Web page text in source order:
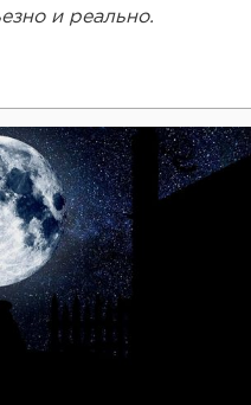
и реально.